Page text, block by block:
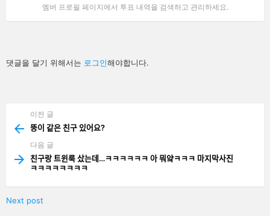
멤버 프로필 페이지에서 투표 내역을 검색하고 관리하세요.
답
글
댓글을 달기 위해서는 로그인해야합니다.
more
이전 글
뚱이 같은 친구 있어요?
다음 글
친구랑 트윈룩 샀는데…ㅋㅋㅋㅋㅋㅋ 아 뭐얔ㅋㅋㅋ 마지막사진
ㅋㅋㅋㅋㅋㅋㅋㅋ
Next post